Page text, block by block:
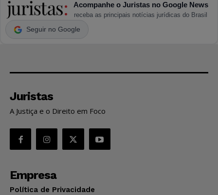
Acompanhe o Juristas no Google News
receba as principais notícias jurídicas do Brasil
Seguir no Google
Juristas
A Justiça e o Direito em Foco
Empresa
Política de Privacidade